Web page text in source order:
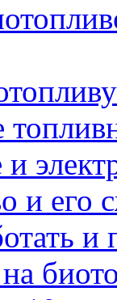
и его
на